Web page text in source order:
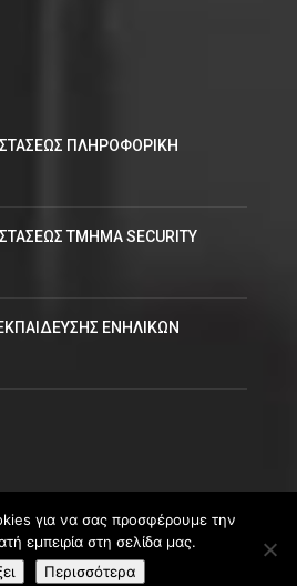
ΠΛΗΡΟΦΟΡΙΚΗ
ΤΜΗΜΑ SECURITY
ΕΝΗΛΙΚΩΝ
© 2026
για να σας προσφέρουμε την
εμπειρία στη σελίδα μας.
Περισσότερα